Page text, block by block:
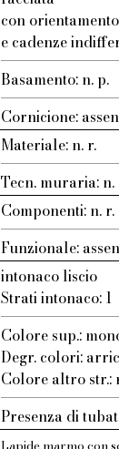
con
e cadenze
Basamento: n. p.
Cornicione:
Materiale: n. r.
Tecn. muraria: n.
Componenti: n. r.
Funzionale:
intonaco liscio
Strati intonaco: 1
Colore sup.:
Degr. colori:
Colore altro str.:
Presenza di
Lapide marmo con